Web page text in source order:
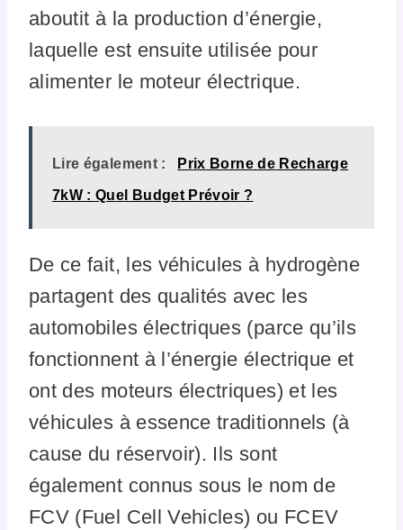
aboutit à la production d’énergie,
laquelle est ensuite utilisée pour
alimenter le moteur électrique.
Lire également : Prix Borne de Recharge
7kW : Quel Budget Prévoir ?
De ce fait, les véhicules à hydrogène
partagent des qualités avec les
automobiles électriques (parce qu’ils
fonctionnent à l’énergie électrique et
ont des moteurs électriques) et les
véhicules à essence traditionnels (à
cause du réservoir). Ils sont
également connus sous le nom de
FCV (Fuel Cell Vehicles) ou FCEV